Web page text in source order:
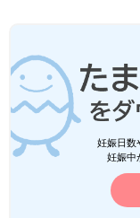
妊娠日数
妊娠中